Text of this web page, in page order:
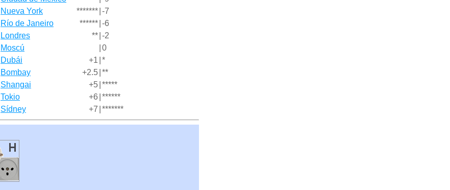
Nueva York
******* -7
Río de Janeiro
****** -6
Londres
** -2
Moscú
0
Dubái
+1 *
Bombay
+2.5 **
Shangai
+5 *****
Tokio
+6 ******
Sídney
+7 *******